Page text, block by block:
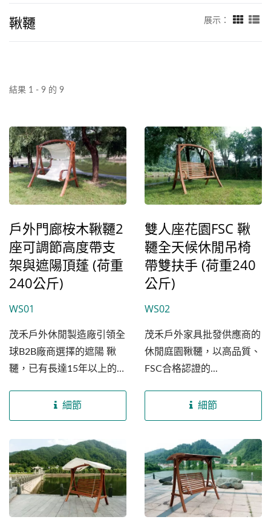
鞦韆 展示：
結果 1 - 9 的 9
戶外門廊桉木鞦韆2
座可調節高度帶支
架與遮陽頂蓬 (荷重
240公斤)
WS01
茂禾戶外休閒製造廠引領全
球B2B廠商選擇的遮陽 鞦
韆，已有長達15年以上的外
高品質的桉木支架著稱，並
通過國際FSC認證，這不僅
源，還具備生產成本的競爭
優勢，使我們的戶外鞦韆成
為市場上的一大亮點。在生
產過程中，鞦韆支架採用高
細節
雙人座花園FSC 鞦
韆全天候休閒吊椅
帶雙扶手 (荷重240
公斤)
WS02
茂禾戶外家具批發供應商的
休閒庭園鞦韆，以高品質、
FSC合格認證的...
細節